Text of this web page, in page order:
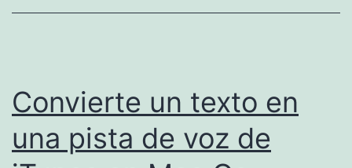
Convierte un texto en
una pista de voz de